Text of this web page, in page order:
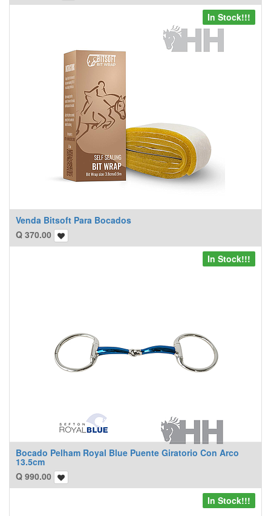
Venda Bitsoft Para Bocados
Q 370.00
In Stock!!!
Bocado Pelham Royal Blue Puente Giratorio Con Arco
13.5cm
Q 990.00
In Stock!!!
In Stock!!!